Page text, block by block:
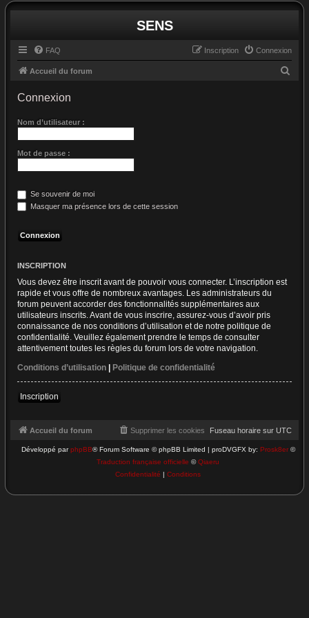
SENS
FAQ Connexion
Inscription
Accueil du forum
Connexion
Nom d’utilisateur :
Mot de passe :
Se souvenir de moi
Masquer ma présence lors de cette session
INSCRIPTION
Vous devez être inscrit avant de pouvoir vous connecter. L’inscription est
rapide et vous offre de nombreux avantages. Les administrateurs du
forum peuvent accorder des fonctionnalités supplémentaires aux
utilisateurs inscrits. Avant de vous inscrire, assurez-vous d’avoir pris
connaissance de nos conditions d’utilisation et de notre politique de
confidentialité. Veuillez également prendre le temps de consulter
attentivement toutes les règles du forum lors de votre navigation.
Conditions d’utilisation | Politique de confidentialité
Inscription
Accueil du forum Fuseau horaire sur UTC
Supprimer les cookies
Développé parphpBB® Forum Software © phpBB Limited | proDVGFX by: Prosk8er©
Traduction française officielle ©Qiaeru
Confidentialité | Conditions